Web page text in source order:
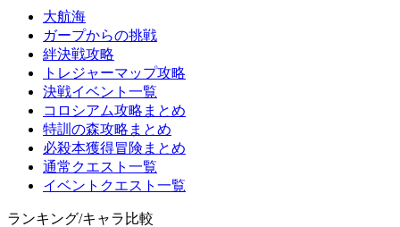
大航海
ガープからの挑戦
絆決戦攻略
トレジャーマップ攻略
決戦イベント一覧
コロシアム攻略まとめ
特訓の森攻略まとめ
必殺本獲得冒険まとめ
通常クエスト一覧
イベントクエスト一覧
ランキング/キャラ比較